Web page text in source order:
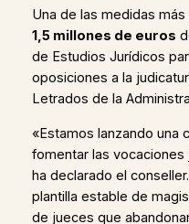
Una de las medidas
1,5 millones de euros
de Estudios Jurídicos
oposiciones a la
Letrados de la
«Estamos lanzando una
fomentar las vocaciones
ha declarado el
plantilla estable de
de jueces que